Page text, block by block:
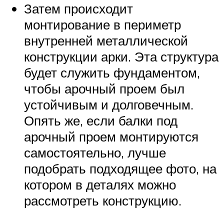
Затем происходит
монтирование в периметр
внутренней металлической
конструкции арки. Эта структура
будет служить фундаментом,
чтобы арочный проем был
устойчивым и долговечным.
Опять же, если балки под
арочный проем монтируются
самостоятельно, лучше
подобрать подходящее фото, на
котором в деталях можно
рассмотреть конструкцию.